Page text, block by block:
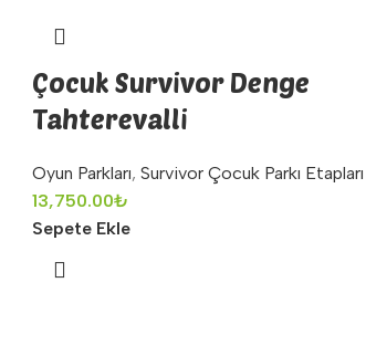
Çocuk Survivor Denge
Tahterevalli
Oyun Parkları, Survivor Çocuk Parkı Etapları
13,750.00₺
Sepete Ekle